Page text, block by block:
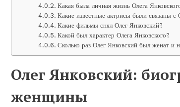
Какая была личная жизнь Олега
Какие известные актрисы были связаны с
Какие фильмы снял Олег Янковский?
Какой был характер Олега Янковского?
Сколько раз Олег Янковский был женат и
Олег Янковский:
женщины